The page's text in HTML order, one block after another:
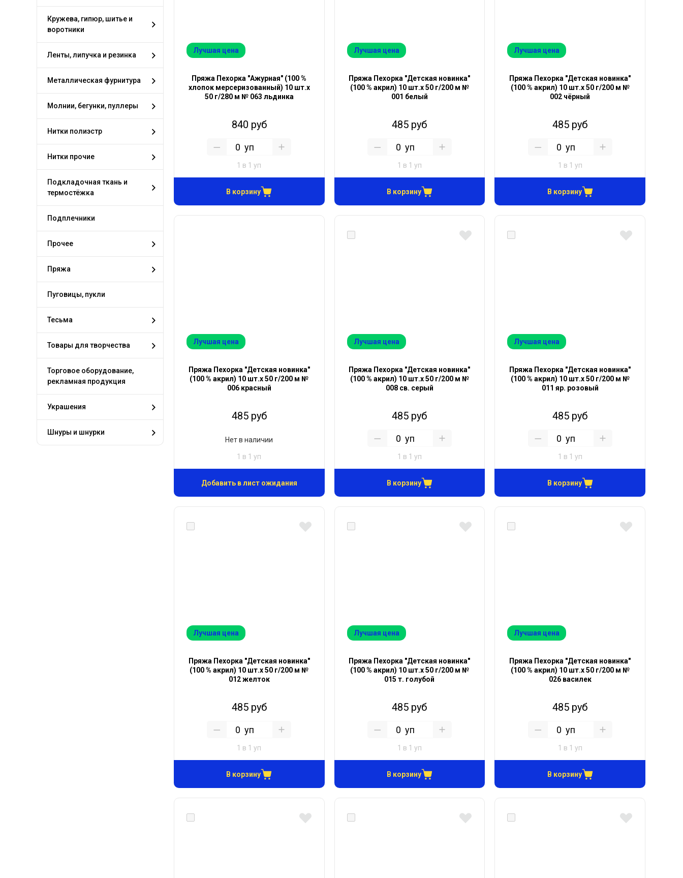
Кружева, гипюр, шитье и
воротники
Ленты, липучка и резинка
Металлическая фурнитура
Молнии, бегунки, пуллеры
Нитки полиэстр
Нитки прочие
Подкладочная ткань и
термостёжка
Подплечники
Прочее
Пряжа
Пуговицы, пукли
Тесьма
Товары для творчества
Торговое оборудование,
рекламная продукция
Украшения
Шнуры и шнурки
Лучшая цена
Пряжа Пехорка "Ажурная" (100 %
хлопок мерсеризованный) 10 шт.х
50 г/280 м № 063 льдинка
840 руб
уп
1 в 1 уп
В корзину
Лучшая цена
Пряжа Пехорка "Детская новинка"
(100 % акрил) 10 шт.х 50 г/200 м №
001 белый
485 руб
уп
1 в 1 уп
В корзину
Лучшая цена
Пряжа Пехорка "Детская новинка"
(100 % акрил) 10 шт.х 50 г/200 м №
002 чёрный
485 руб
уп
1 в 1 уп
В корзину
Лучшая цена
Пряжа Пехорка "Детская новинка"
(100 % акрил) 10 шт.х 50 г/200 м №
006 красный
485 руб
Нет в наличии
1 в 1 уп
Добавить в лист ожидания
Лучшая цена
Пряжа Пехорка "Детская новинка"
(100 % акрил) 10 шт.х 50 г/200 м №
008 св. серый
485 руб
уп
1 в 1 уп
В корзину
Лучшая цена
Пряжа Пехорка "Детская новинка"
(100 % акрил) 10 шт.х 50 г/200 м №
011 яр. розовый
485 руб
уп
1 в 1 уп
В корзину
Лучшая цена
Пряжа Пехорка "Детская новинка"
(100 % акрил) 10 шт.х 50 г/200 м №
012 желток
485 руб
уп
1 в 1 уп
В корзину
Лучшая цена
Пряжа Пехорка "Детская новинка"
(100 % акрил) 10 шт.х 50 г/200 м №
015 т. голубой
485 руб
уп
1 в 1 уп
В корзину
Лучшая цена
Пряжа Пехорка "Детская новинка"
(100 % акрил) 10 шт.х 50 г/200 м №
026 василек
485 руб
уп
1 в 1 уп
В корзину